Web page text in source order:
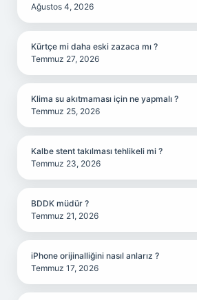
Ağustos 4, 2026
Kürtçe mi daha eski zazaca mı ?
Temmuz 27, 2026
Klima su akıtmaması için ne yapmalı ?
Temmuz 25, 2026
Kalbe stent takılması tehlikeli mi ?
Temmuz 23, 2026
BDDK müdür ?
Temmuz 21, 2026
iPhone orijinalliğini nasıl anlarız ?
Temmuz 17, 2026